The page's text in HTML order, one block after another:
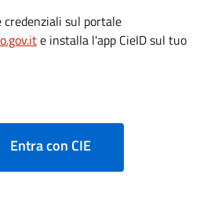
sul portale
e installa l'app CieID sul tuo
Entra con CIE